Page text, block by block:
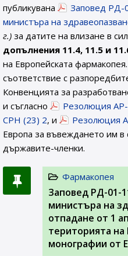
публикувана
Заповед РД-
министъра на
г.) за датите на влизане в
допълнения 11.4, 11.5 и
на Европейската
съответствие с
Конвенцията за
и съгласно
Резолюция
CPH (23) 2, и Резолюция
Европа за въвеждането им в
държавите-членки.
Фармакопея
Заповед РД-01-
министъра на
отпадане от 1
територията на
монографии от